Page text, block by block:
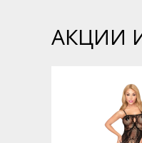
АКЦИИ